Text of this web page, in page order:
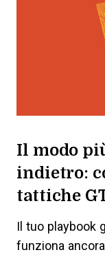
Il modo
indietro:
tattiche
Il tuo
funziona